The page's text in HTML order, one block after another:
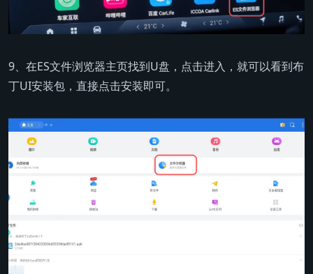
9、在ES文件浏览器主页找到U盘，点击进入，就可以看到布
丁UI安装包，直接点击安装即可。